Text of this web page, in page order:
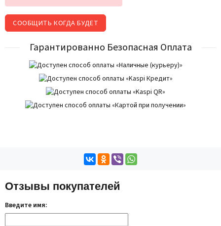
СООБЩИТЬ КОГДА БУДЕТ
Гарантированно Безопасная Оплата
Отзывы покупателей
Введите имя: